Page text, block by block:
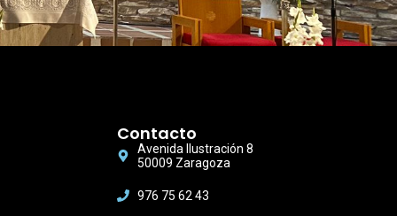
Contacto
Avenida Ilustración 8
50009 Zaragoza
976 75 62 43